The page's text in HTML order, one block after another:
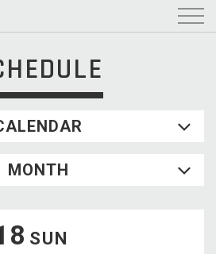
WED
5
MONTH
SUN